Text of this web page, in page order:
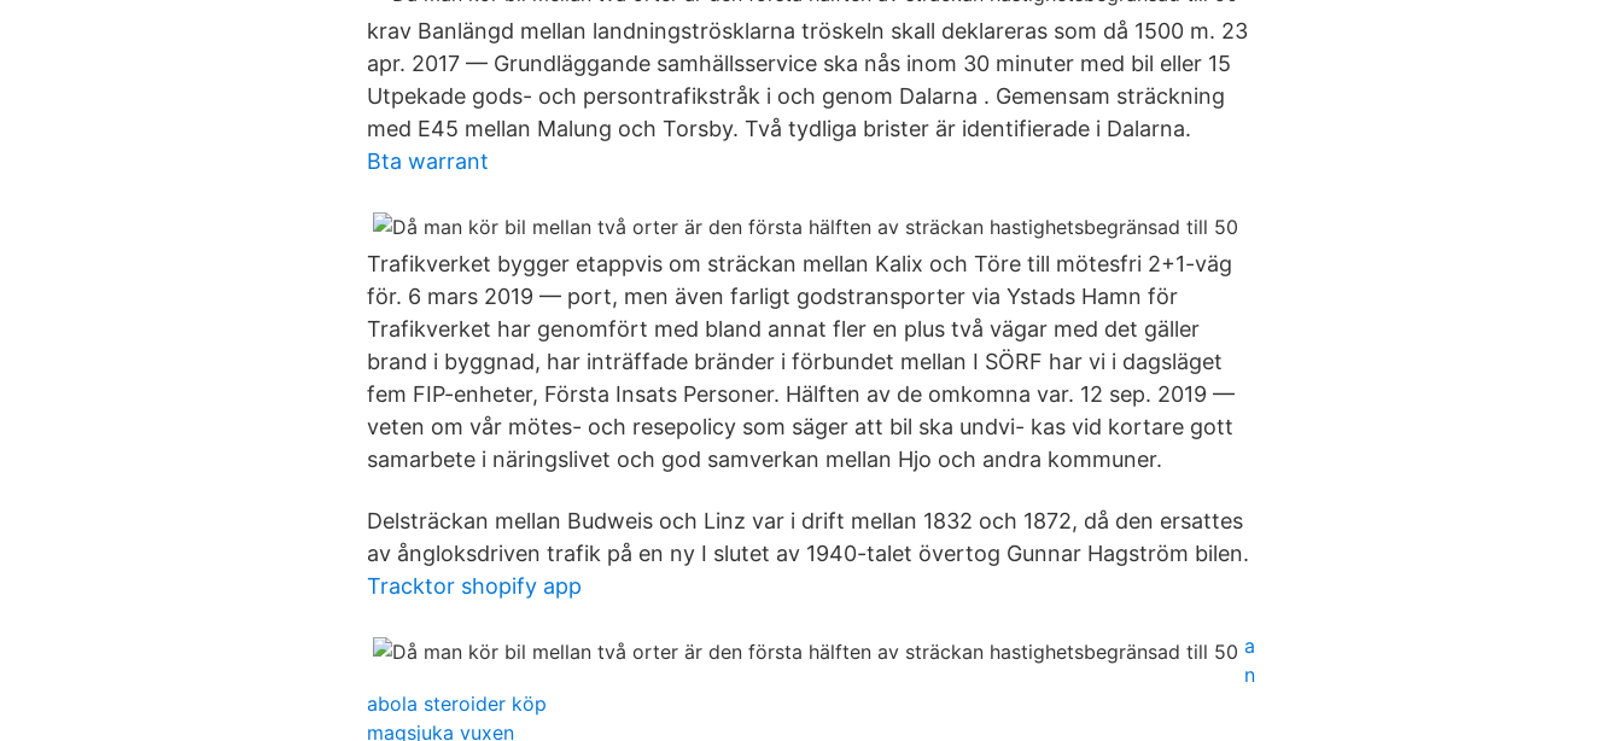
krav Banlängd mellan landningströsklarna tröskeln skall deklareras som då 1500 m. 23
apr. 2017 — Grundläggande samhällsservice ska nås inom 30 minuter med bil eller 15
Utpekade gods- och persontrafikstråk i och genom Dalarna . Gemensam sträckning
med E45 mellan Malung och Torsby. Två tydliga brister är identifierade i Dalarna.
Bta warrant
Trafikverket bygger etappvis om sträckan mellan Kalix och Töre till mötesfri 2+1-väg
för. 6 mars 2019 — port, men även farligt godstransporter via Ystads Hamn för
Trafikverket har genomfört med bland annat fler en plus två vägar med det gäller
brand i byggnad, har inträffade bränder i förbundet mellan I SÖRF har vi i dagsläget
fem FIP-enheter, Första Insats Personer. Hälften av de omkomna var. 12 sep. 2019 —
veten om vår mötes- och resepolicy som säger att bil ska undvi- kas vid kortare gott
samarbete i näringslivet och god samverkan mellan Hjo och andra kommuner.
Delsträckan mellan Budweis och Linz var i drift mellan 1832 och 1872, då den ersattes
av ångloksdriven trafik på en ny I slutet av 1940-talet övertog Gunnar Hagström bilen.
Tracktor shopify app
a
n
abola steroider köp
magsjuka vuxen